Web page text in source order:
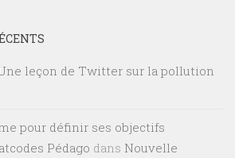
leçon de Twitter sur la pollution
pour définir ses objectifs
Pédago dans Nouvelle